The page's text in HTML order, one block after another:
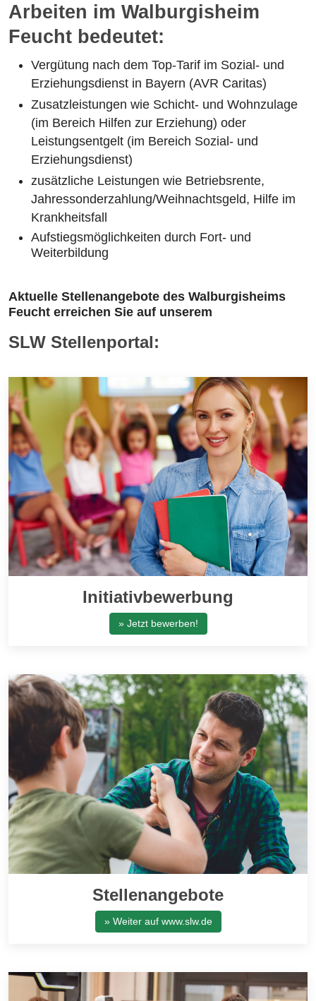
Arbeiten im Walburgisheim
Feucht bedeutet:
Vergütung nach dem Top-Tarif im Sozial- und
Erziehungsdienst in Bayern (AVR Caritas)
Zusatzleistungen wie Schicht- und Wohnzulage
(im Bereich Hilfen zur Erziehung) oder
Leistungsentgelt (im Bereich Sozial- und
Erziehungsdienst)
zusätzliche Leistungen wie Betriebsrente,
Jahressonderzahlung/Weihnachtsgeld, Hilfe im
Krankheitsfall
Aufstiegsmöglichkeiten durch Fort- und
Weiterbildung
Aktuelle Stellenangebote des Walburgisheims
Feucht erreichen Sie auf unserem
SLW Stellenportal:
Initiativbewerbung
» Jetzt bewerben!
Stellenangebote
» Weiter auf www.slw.de